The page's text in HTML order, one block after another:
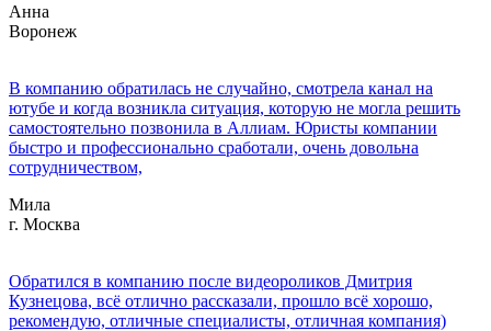
Анна
Воронеж
В компанию обратилась не случайно, смотрела канал на
ютубе и когда возникла ситуация, которую не могла решить
самостоятельно позвонила в Аллиам. Юристы компании
быстро и профессионально сработали, очень довольна
сотрудничеством,
Мила
г. Москва
Обратился в компанию после видеороликов Дмитрия
Кузнецова, всё отлично рассказали, прошло всё хорошо,
рекомендую, отличные специалисты, отличная компания)